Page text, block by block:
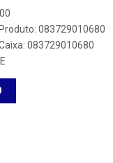
083729010680
083729010680